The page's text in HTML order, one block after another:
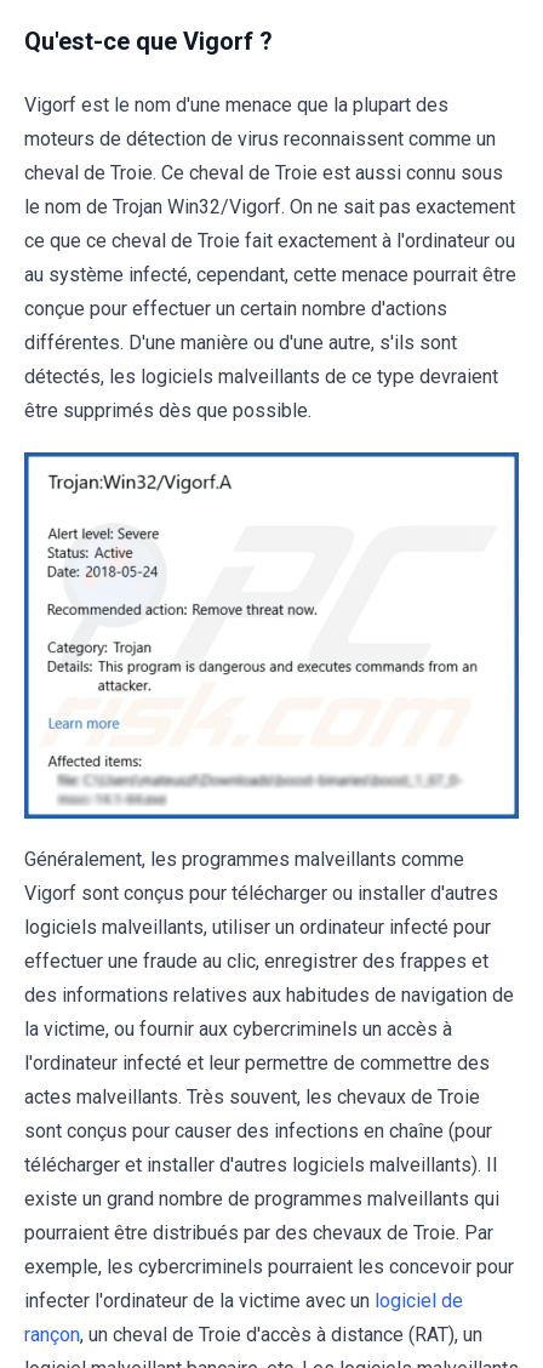
Qu'est-ce que Vigorf ?
Vigorf est le nom d'une menace que la plupart des
moteurs de détection de virus reconnaissent comme un
cheval de Troie. Ce cheval de Troie est aussi connu sous
le nom de Trojan Win32/Vigorf. On ne sait pas exactement
ce que ce cheval de Troie fait exactement à l'ordinateur ou
au système infecté, cependant, cette menace pourrait être
conçue pour effectuer un certain nombre d'actions
différentes. D'une manière ou d'une autre, s'ils sont
détectés, les logiciels malveillants de ce type devraient
être supprimés dès que possible.
Généralement, les programmes malveillants comme
Vigorf sont conçus pour télécharger ou installer d'autres
logiciels malveillants, utiliser un ordinateur infecté pour
effectuer une fraude au clic, enregistrer des frappes et
des informations relatives aux habitudes de navigation de
la victime, ou fournir aux cybercriminels un accès à
l'ordinateur infecté et leur permettre de commettre des
actes malveillants. Très souvent, les chevaux de Troie
sont conçus pour causer des infections en chaîne (pour
télécharger et installer d'autres logiciels malveillants). Il
existe un grand nombre de programmes malveillants qui
pourraient être distribués par des chevaux de Troie. Par
exemple, les cybercriminels pourraient les concevoir pour
infecter l'ordinateur de la victime avec un logiciel de
rançon, un cheval de Troie d'accès à distance (RAT), un